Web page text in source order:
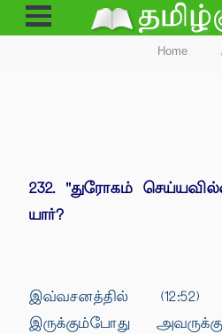
Open
Menu
Home
232. "துரோகம்
யார்?
இவ்வசனத்தில்
இருக்கும்போது